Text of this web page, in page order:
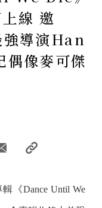
線 邀
導演Han
像麥可傑
《Dance Until We